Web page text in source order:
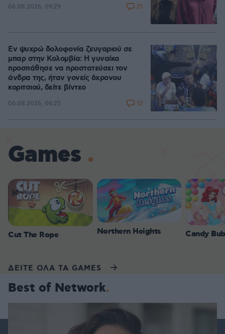
06.08.2026, 09:29 21
Εν ψυχρώ δολοφονία ζευγαριού σε
μπαρ στην Κολομβία: Η γυναίκα
προσπάθησε να προστατεύσει τον
άνδρα της, ήταν γονείς 6χρονου
κοριτσιού, δείτε βίντεο
06.08.2026, 06:25 12
Games
Cut The Rope Northern Heights Candy
ΔΕΙΤΕ ΟΛΑ ΤΑ GAMES
Best of Network